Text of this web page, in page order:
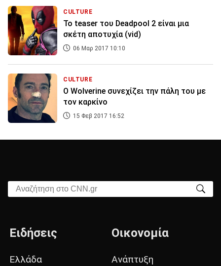
CULTURE
To teaser του Deadpool 2 είναι μια
σκέτη αποτυχία (vid)
06 Μαρ 2017 10:10
CULTURE
O Wolverine συνεχίζει την πάλη του με
τον καρκίνο
15 Φεβ 2017 16:52
Αναζήτηση στο CNN.gr
Ειδήσεις
Ελλάδα
Οικονομία
Ανάπτυξη